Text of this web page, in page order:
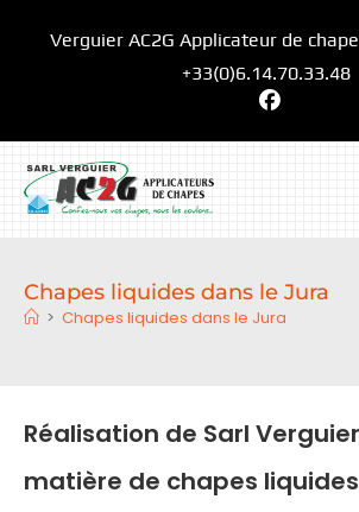
Verguier AC2G Applicateur de
+33(0)6.14.70.33.48
Chapes liquides dans le Jura
> Chapes liquides dans le Jura
Réalisation de Sarl
matière de chapes